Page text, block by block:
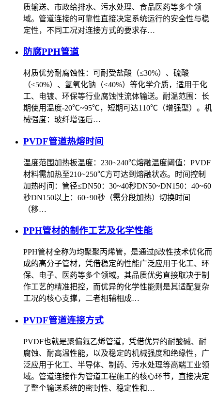
质输送、市政给排水、污水处理、食品医药等多个领
域。管道连接的可靠性直接决定系统运行的安全性与稳
定性，不同工况对连接方式的要求存…
防腐PPH管道
‌材质优势‌‌耐腐蚀性‌：可耐受盐酸（≤30%）、硫酸
（≤50%）、氢氧化钠（≤40%）等化学介质，适用于化
工、电镀、环保等行业腐蚀性流体输送。‌耐温范围‌：长
期使用温度-20℃~95℃，短期可达110℃（增强型）。‌机
械强度‌：玻纤增强后…
PVDF管道热熔时间
‌温度范围‌加热板温度：‌230~240℃‌熔融温度阈值：PVDF
材料需加热至‌210~250℃‌方可达到熔融状态。‌时间控制‌‌
加热时间‌：管径≤DN50：‌30~40秒‌DN50~DN150：‌40~60
秒‌DN150以上：‌60~90秒‌（需分段加热）‌切换时间‌
（移…
PPH管材的制作工艺及化学性能
PPH管材全称为均聚聚丙烯管，是通过β改性技术优化而
成的高分子管材，凭借稳定的性能广泛应用于化工、环
保、电子、医药等多个领域。其品质优劣直接取决于制
作工艺的精准把控，而优异的化学性能则是其适配复杂
工况的核心支撑，二者相辅相成…
PVDF管道连接方式
PVDF也就是聚偏氟乙烯管道，凭借优异的耐酸碱、耐
腐蚀、耐高温性能，以及稳定的机械强度和绝缘性，广
泛应用于化工、半导体、制药、污水处理等高端工业领
域。管道连接作为管道工程施工的核心环节，直接决定
了整个输送系统的密封性、稳定性和…